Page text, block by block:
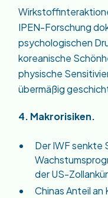
IPEN-Forschung
psychologischen
koreanische
physische
übermäßig
4. Makrorisiken.
Der IWF senkte
der US-
Chinas Anteil